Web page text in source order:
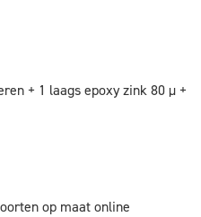
+ 1 laags epoxy zink 80 µ +
op maat online